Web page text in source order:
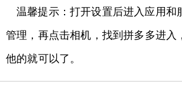
温馨提示：打开设置后进入应用和
管理，再点击相机，找到拼多多进入
他的就可以了。